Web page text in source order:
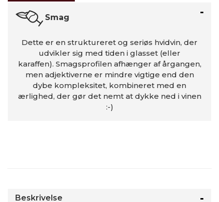
Smag
Dette er en struktureret og seriøs hvidvin, der
udvikler sig med tiden i glasset (eller
karaffen). Smagsprofilen afhænger af årgangen,
men adjektiverne er mindre vigtige end den
dybe kompleksitet, kombineret med en
ærlighed, der gør det nemt at dykke ned i vinen
:-)
Beskrivelse